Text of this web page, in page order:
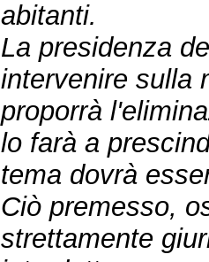
abitanti.
La presidenza
intervenire sulla
proporrà
lo farà a
tema dovrà
Ciò premesso,
strettamente